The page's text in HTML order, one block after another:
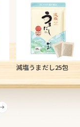
減塩うまだし25包